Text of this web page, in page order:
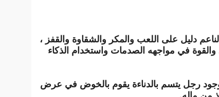
دليل على اللعب والمكر والشقاوة والقفز ،
والقوة في مواجهه الصدمات واستخدام الذكاء
رجل يتسم بالدناءة يقوم بالخوض في عرض